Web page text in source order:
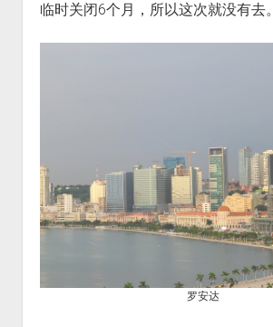
临时关闭6个月，所以这次就没有去。
罗安达